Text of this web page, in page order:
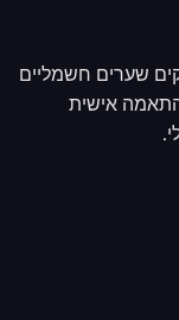
שערים חשמליים
אישית